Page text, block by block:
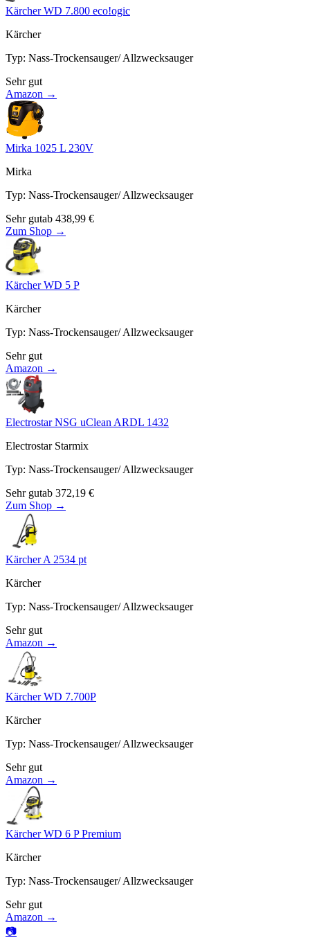
Kärcher WD 7.800 eco!ogic
Kärcher
Typ: Nass-Trockensauger/ Allzwecksauger
Sehr gut
Amazon →
Mirka 1025 L 230V
Mirka
Typ: Nass-Trockensauger/ Allzwecksauger
Sehr gutab 438,99 €
Zum Shop →
Kärcher WD 5 P
Kärcher
Typ: Nass-Trockensauger/ Allzwecksauger
Sehr gut
Amazon →
Electrostar NSG uClean ARDL 1432
Electrostar Starmix
Typ: Nass-Trockensauger/ Allzwecksauger
Sehr gutab 372,19 €
Zum Shop →
Kärcher A 2534 pt
Kärcher
Typ: Nass-Trockensauger/ Allzwecksauger
Sehr gut
Amazon →
Kärcher WD 7.700P
Kärcher
Typ: Nass-Trockensauger/ Allzwecksauger
Sehr gut
Amazon →
Kärcher WD 6 P Premium
Kärcher
Typ: Nass-Trockensauger/ Allzwecksauger
Sehr gut
Amazon →
📷